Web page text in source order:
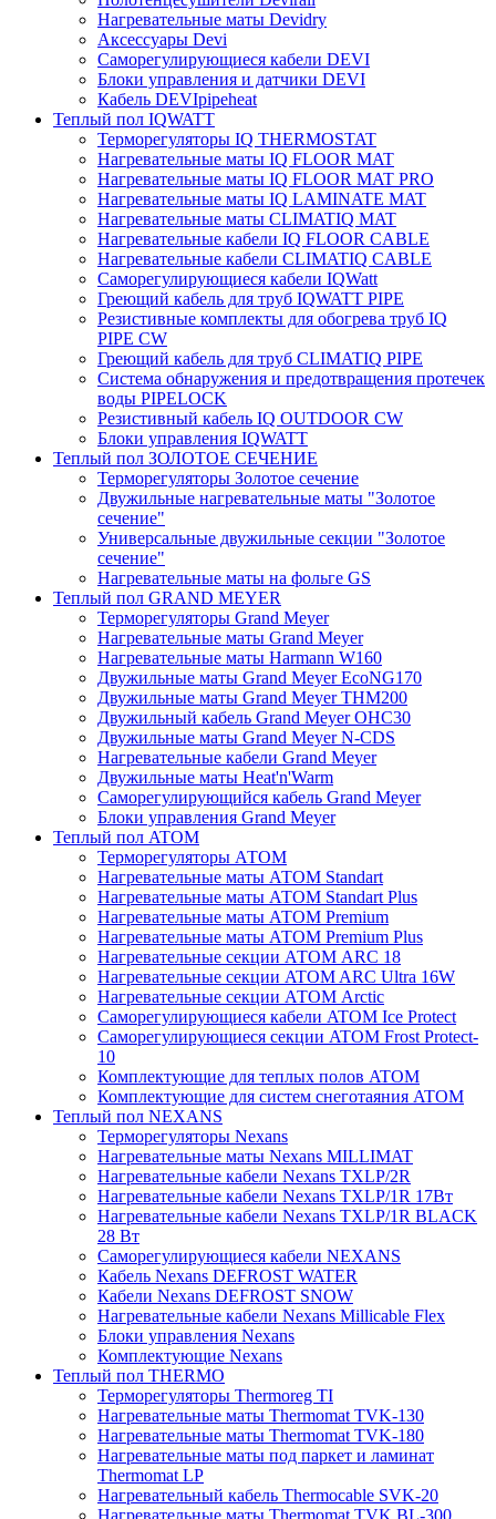
Нагревательные маты Devidry
Аксессуары Devi
Саморегулирующиеся кабели DEVI
Блоки управления и датчики DEVI
Кабель DEVIpipeheat
Теплый пол IQWATT
Терморегуляторы IQ THERMOSTAT
Нагревательные маты IQ FLOOR MAT
Нагревательные маты IQ FLOOR MAT PRO
Нагревательные маты IQ LAMINATE MAT
Нагревательные маты CLIMATIQ MAT
Нагревательные кабели IQ FLOOR CABLE
Нагревательные кабели CLIMATIQ CABLE
Саморегулирующиеся кабели IQWatt
Греющий кабель для труб IQWATT PIPE
Резистивные комплекты для обогрева труб IQ
PIPE CW
Греющий кабель для труб CLIMATIQ PIPE
Система обнаружения и предотвращения протечек
воды PIPELOCK
Резистивный кабель IQ OUTDOOR CW
Блоки управления IQWATT
Теплый пол ЗОЛОТОЕ СЕЧЕНИЕ
Терморегуляторы Золотое сечение
Двужильные нагревательные маты "Золотое
сечение"
Универсальные двужильные секции "Золотое
сечение"
Нагревательные маты на фольге GS
Теплый пол GRAND MEYER
Терморегуляторы Grand Meyer
Нагревательные маты Grand Meyer
Нагревательные маты Harmann W160
Двужильные маты Grand Meyer EcoNG170
Двужильные маты Grand Meyer THM200
Двужильный кабель Grand Meyer OHC30
Двужильные маты Grand Meyer N-CDS
Нагревательные кабели Grand Meyer
Двужильные маты Heat'n'Warm
Саморегулирующийся кабель Grand Meyer
Блоки управления Grand Meyer
Теплый пол ATOM
Терморегуляторы АТОМ
Нагревательные маты АТОМ Standart
Нагревательные маты АТОМ Standart Plus
Нагревательные маты АТОМ Premium
Нагревательные маты АТОМ Premium Plus
Нагревательные секции АТОМ ARC 18
Нагревательные секции ATOM ARC Ultra 16W
Нагревательные секции АТОМ Arctic
Саморегулирующиеся кабели ATOM Ice Protect
Саморегулирующиеся секции ATOM Frost Protect-
10
Комплектующие для теплых полов ATOM
Комплектующие для систем снеготаяния ATOM
Теплый пол NEXANS
Терморегуляторы Nexans
Нагревательные маты Nexans MILLIMAT
Нагревательные кабели Nexans TXLP/2R
Нагревательные кабели Nexans TXLP/1R 17Вт
Нагревательные кабели Nexans TXLP/1R BLACK
28 Вт
Саморегулирующиеся кабели NEXANS
Кабель Nexans DEFROST WATER
Кабели Nexans DEFROST SNOW
Нагревательные кабели Nexans Millicable Flex
Блоки управления Nexans
Комплектующие Nexans
Теплый пол THERMO
Терморегуляторы Thermoreg TI
Нагревательные маты Thermomat TVK-130
Нагревательные маты Thermomat TVK-180
Нагревательные маты под паркет и ламинат
Thermomat LP
Нагревательный кабель Thermocable SVK-20
Нагревательные маты Thermomat TVK BL-300